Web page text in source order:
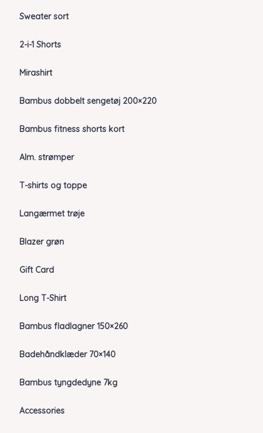
Sweater sort
2-i-1 Shorts
Mirashirt
Bambus dobbelt sengetøj 200×220
Bambus fitness shorts kort
Alm. strømper
T-shirts og toppe
Langærmet trøje
Blazer grøn
Gift Card
Long T-Shirt
Bambus fladlagner 150×260
Badehåndklæder 70×140
Bambus tyngdedyne 7kg
Accessories